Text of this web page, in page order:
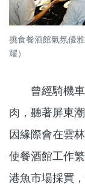
挑食餐酒館氣氛優
耀）
曾經騎機車
肉，聽著屏東
因緣際會在雲
使餐酒館工作
港魚市場採買